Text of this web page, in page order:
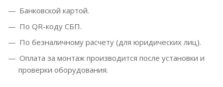
Банковской картой.
По QR-коду СБП.
По безналичному расчету (для юридических лиц).
Оплата за монтаж производится после установки и
проверки оборудования.